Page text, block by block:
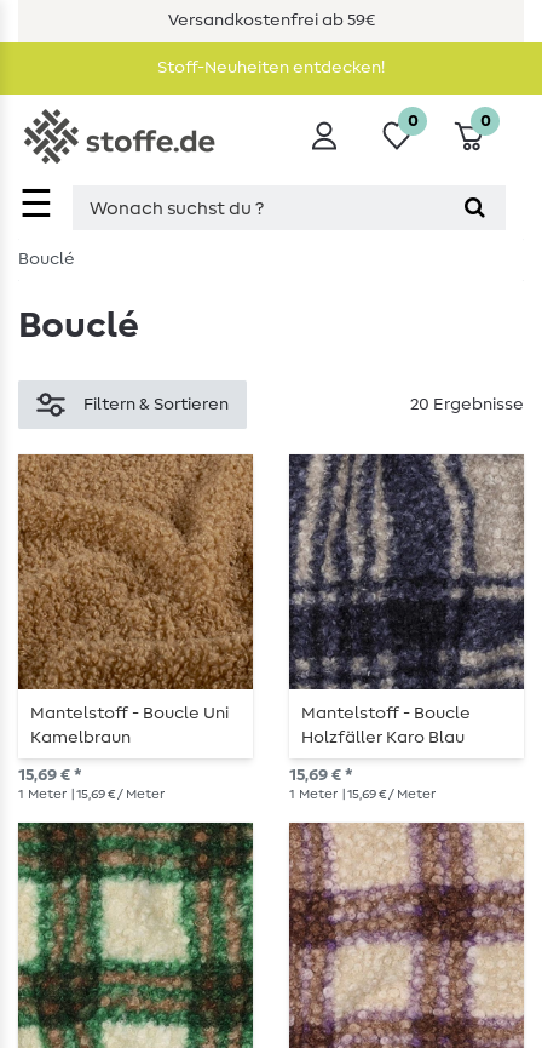
Versandkostenfrei ab 59€
Stoff-Neuheiten entdecken!
☰
0 0
Bouclé
Bouclé
Filtern & Sortieren 20 Ergebnisse
Mantelstoff - Boucle Uni
Kamelbraun
15,69 € *
1 Meter | 15,69 € / Meter
Mantelstoff - Boucle
Holzfäller Karo Blau
15,69 € *
1 Meter | 15,69 € / Meter